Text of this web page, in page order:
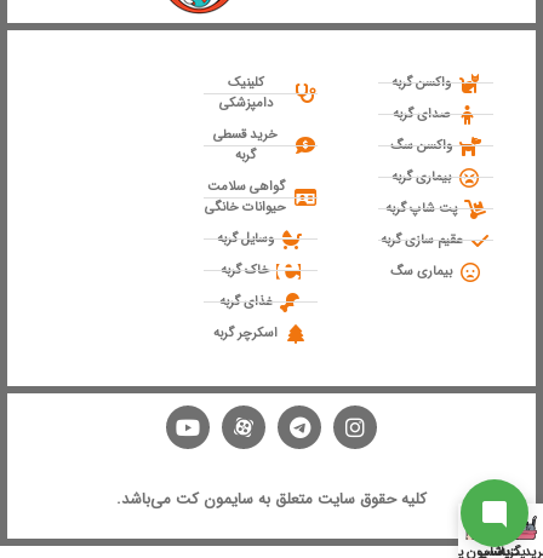
واکسن گربه
صدای گربه
واکسن سگ
بیماری گربه
پت شاپ گربه
عقیم سازی گربه
بیماری سگ
کلینیک
دامپزشکی
خرید قسطی
گربه
گواهی سلامت
حیوانات خانگی
وسایل گربه
خاک گربه
غذای گربه
اسکرچر گربه
کلیه حقوق سایت متعلق به سایمون کت می‌باشد.
از آخرین تخفیفات ما باخبر شو
سابسکرایب
ارتباط با پشتیبان
گربه
پت شاپ
پانسیون پت